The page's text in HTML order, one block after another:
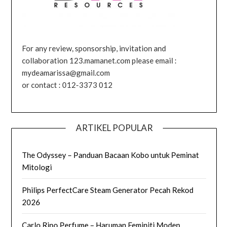
For any review, sponsorship, invitation and
collaboration 123.mamanet.com please email :
mydeamarissa@gmail.com
or contact : 012-3373 012
ARTIKEL POPULAR
The Odyssey – Panduan Bacaan Kobo untuk Peminat
Mitologi
Philips PerfectCare Steam Generator Pecah Rekod
2026
Carlo Rino Perfume – Haruman Feminiti Moden